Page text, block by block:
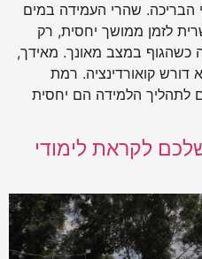
שהרי העמידה במים
לזמן ממושך יחסית, רק
כשהגוף במצב מאונך. מאידך,
דורש קואורדינציה. רמת
לתהליך הלמידה הם יחסית
לקראת לימודי